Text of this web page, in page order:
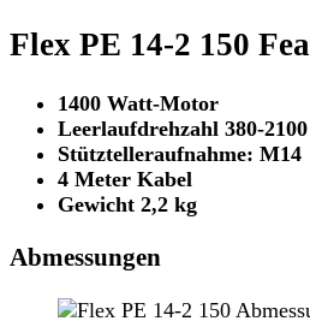
Flex PE 14-2 150
1400 Watt-Motor
Leerlaufdrehzahl 380-
Stütztelleraufnahme: M14
4 Meter Kabel
Gewicht 2,2 kg
Abmessungen